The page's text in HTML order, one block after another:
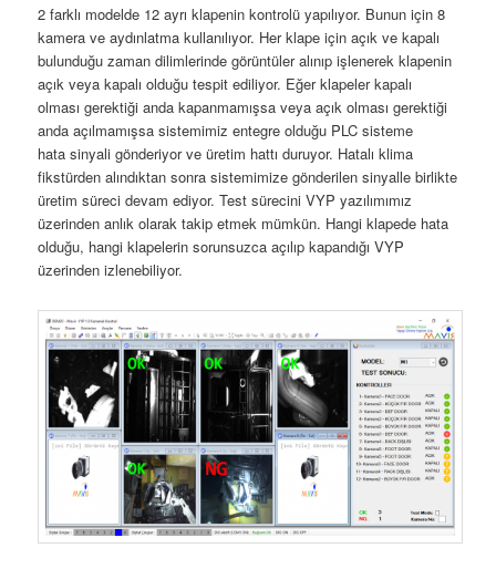
2 farklı modelde 12 ayrı klapenin kontrolü yapılıyor. Bunun için 8
kamera ve aydınlatma kullanılıyor. Her klape için açık ve kapalı
bulunduğu zaman dilimlerinde görüntüler alınıp işlenerek klapenin
açık veya kapalı olduğu tespit ediliyor. Eğer klapeler kapalı
olması gerektiği anda kapanmamışsa veya açık olması gerektiği
anda açılmamışsa sistemimiz entegre olduğu PLC sisteme
hata sinyali gönderiyor ve üretim hattı duruyor. Hatalı klima
fikstürden alındıktan sonra sistemimize gönderilen sinyalle birlikte
üretim süreci devam ediyor. Test sürecini VYP yazılımımız
üzerinden anlık olarak takip etmek mümkün. Hangi klapede hata
olduğu, hangi klapelerin sorunsuzca açılıp kapandığı VYP
üzerinden izlenebiliyor.